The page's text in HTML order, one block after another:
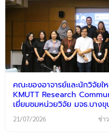
คณะของอาจารย์และนักวิจัยใ
KMUTT Research
เยี่ยมชมหน่วยวิจัย มจธ.บางขุ
21/07/2026 ข่า